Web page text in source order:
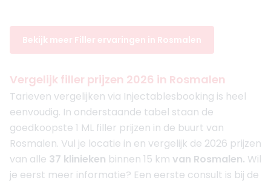
Bekijk meer Filler ervaringen in Rosmalen
Vergelijk filler prijzen 2026 in Rosmalen
Tarieven vergelijken via Injectablesbooking is heel
eenvoudig. In onderstaande tabel staan de
goedkoopste 1 ML filler prijzen in de buurt van
Rosmalen. Vul je locatie in en vergelijk de 2026 prijzen
van alle 37 klinieken binnen 15 km van Rosmalen. Wil
je eerst meer informatie? Een eerste consult is bij de